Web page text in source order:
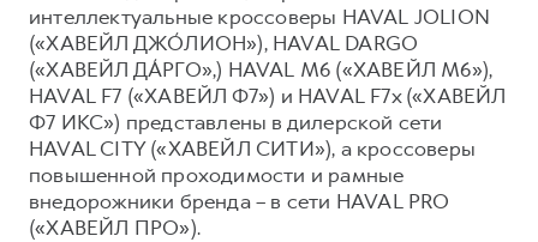
интеллектуальные кроссоверы HAVAL JOLION
(«ХАВЕЙЛ ДЖО́ЛИОН»), HAVAL DARGO
(«ХАВЕЙЛ ДА́РГО»,) HAVAL М6 («ХАВЕЙЛ M6»),
HAVAL F7 («ХАВЕЙЛ Ф7») и HAVAL F7x («ХАВЕЙЛ
Ф7 ИКС») представлены в дилерской сети
HAVAL CITY («ХАВЕЙЛ СИТИ»), а кроссоверы
повышенной проходимости и рамные
внедорожники бренда – в сети HAVAL PRO
(«ХАВЕЙЛ ПРО»).